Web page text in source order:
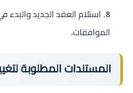
استلام العقد الجديد
الموافقات.
المستندات المطلوبة